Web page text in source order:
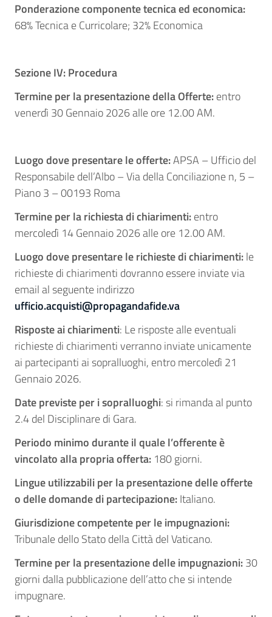
Ponderazione componente tecnica ed economica:
68% Tecnica e Curricolare; 32% Economica
Sezione IV: Procedura
Termine per la presentazione della Offerte:entro
venerdì 30 Gennaio 2026 alle ore 12.00 AM.
Luogo dove presentare le offerte:APSA – Ufficio del
Responsabile dell’Albo – Via della Conciliazione n, 5 –
Piano 3 – 00193 Roma
Termine per la richiesta di chiarimenti:entro
mercoledì 14 Gennaio 2026 alle ore 12.00 AM.
Luogo dove presentare le richiestedi chiarimenti:le
richieste di chiarimenti dovranno essere inviate via
email al seguente indirizzo
ufficio.acquisti@propagandafide.va
Risposte ai chiarimenti: Le risposte alle eventuali
richieste di chiarimenti verranno inviate unicamente
ai partecipanti ai sopralluoghi, entro mercoledì 21
Gennaio 2026.
Date previste per i sopralluoghi: si rimanda al punto
2.4 del Disciplinare di Gara.
Periodo minimo durante il quale l’offerente è
vincolato alla propria offerta: 180 giorni.
Lingue utilizzabili per la presentazione delle offerte
o delle domande di partecipazione:Italiano.
Giurisdizione competente per le impugnazioni:
Tribunale dello Stato della Città del Vaticano.
Termine per la presentazione delle impugnazioni:30
giorni dalla pubblicazione dell’atto che si intende
impugnare.